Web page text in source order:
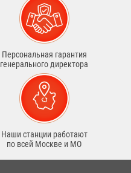
Персональная гарантия
генерального директора
Наши станции работают
по всей Москве и МО